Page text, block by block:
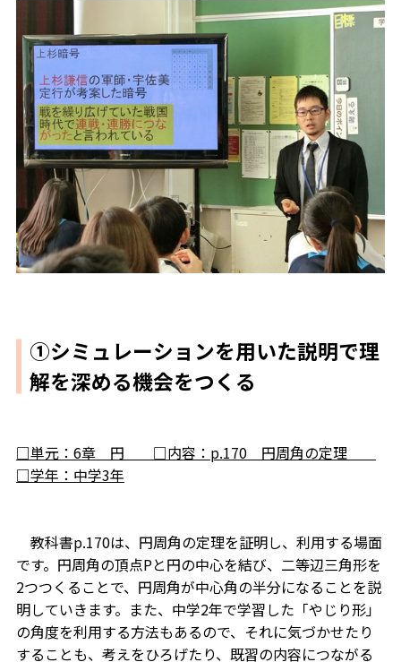
①シミュレーションを用いた説明で理
解を深める機会をつくる
□単元：6章 円 □内容：p.170 円周角の定理
□学年：中学3年
教科書p.170は、円周角の定理を証明し、利用する場面
です。円周角の頂点Pと円の中心を結び、二等辺三角形を
2つつくることで、円周角が中心角の半分になることを説
明していきます。また、中学2年で学習した「やじり形」
の角度を利用する方法もあるので、それに気づかせたり
することも、考えをひろげたり、既習の内容につながる